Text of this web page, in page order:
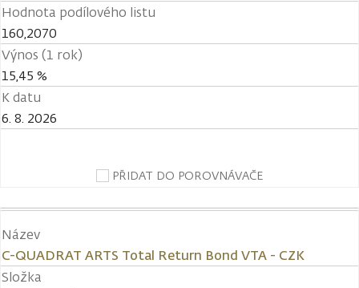
Hodnota podílového listu
160,2070
Výnos (1 rok)
15,45 %
K datu
6. 8. 2026
PŘIDAT DO POROVNÁVAČE
Název
C-QUADRAT ARTS Total Return Bond VTA - CZK
Složka